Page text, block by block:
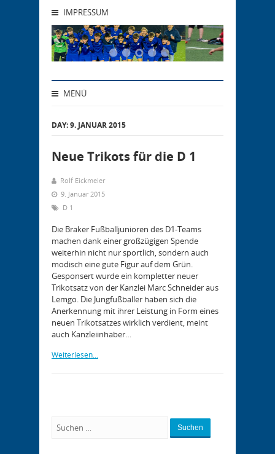
IMPRESSUM
MENÜ
DAY:9. JANUAR 2015
Neue Trikots für die D 1
Rolf Eickmeier
9. Januar 2015
D 1
Die Braker Fußballjunioren des D1-Teams
machen dank einer großzügigen Spende
weiterhin nicht nur sportlich, sondern auch
modisch eine gute Figur auf dem Grün.
Gesponsert wurde ein kompletter neuer
Trikotsatz von der Kanzlei Marc Schneider aus
Lemgo. Die Jungfußballer haben sich die
Anerkennung mit ihrer Leistung in Form eines
neuen Trikotsatzes wirklich verdient, meint
auch Kanzleiinhaber…
Weiterlesen...
Suchen